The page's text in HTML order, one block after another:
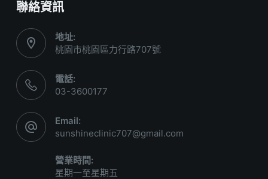
聯絡資訊
地址:
桃園市桃園區力行路707號
電話:
03-3600177
Email:
sunshineclinic707@gmail.com
營業時間:
星期一至星期五